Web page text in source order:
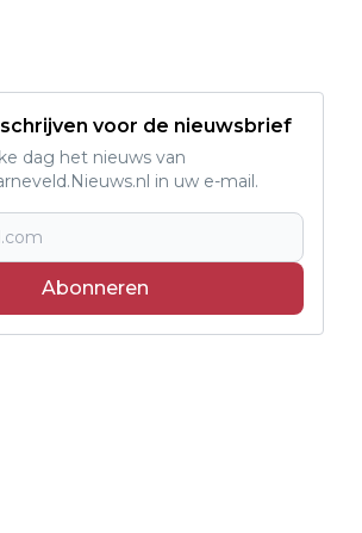
voor de nieuwsbrief
dag het nieuws van
in uw e-mail.
Abonneren